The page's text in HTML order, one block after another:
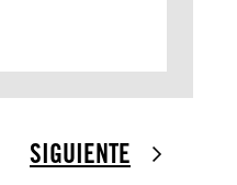
SIGUIENTE